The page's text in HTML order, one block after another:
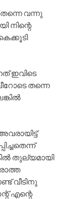
വന്നു
നിന്റെ
ഇവിടെ
തന്നെ
തുല്യമായി
വീടിനു
എന്റെ